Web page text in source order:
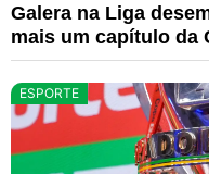
Galera na Liga
mais um capítulo da
ESPORTE